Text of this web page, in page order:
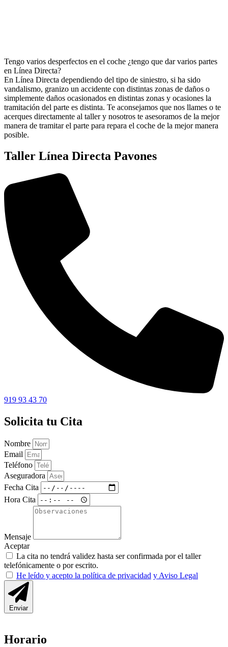
Tengo varios desperfectos en el coche ¿tengo que dar varios partes
en Línea Directa?
En Línea Directa dependiendo del tipo de siniestro, si ha sido
vandalismo, granizo un accidente con distintas zonas de daños o
simplemente daños ocasionados en distintas zonas y ocasiones la
tramitación del parte es distinta. Te aconsejamos que nos llames o te
acerques directamente al taller y nosotros te asesoramos de la mejor
manera de tramitar el parte para repara el coche de la mejor manera
posible.
Taller Línea Directa Pavones
919 93 43 70
Solicita tu Cita
Nombre
Email
Teléfono
Aseguradora
Fecha Cita
Hora Cita
Mensaje
Aceptar
La cita no tendrá validez hasta ser confirmada por el taller
telefónicamente o por escrito.
He leído y acepto la política de privacidad y Aviso Legal
Enviar
Horario